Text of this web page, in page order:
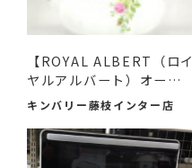
【ROYAL ALBERT（ロイ
ヤルアルバート）オール
ドカ...
キンバリー藤枝インター店